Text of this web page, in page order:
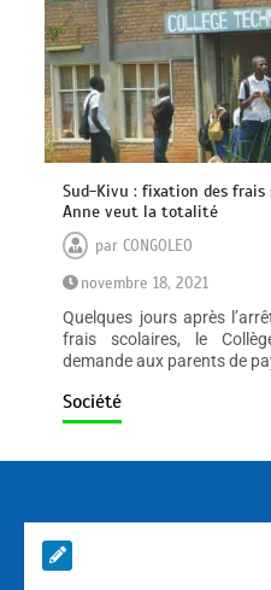
Sud-Kivu : fixation des frais
Anne veut la totalité
parCONGOLEO
novembre 18, 2021
Quelques jours après
frais scolaires, le
demande aux parents de
Société